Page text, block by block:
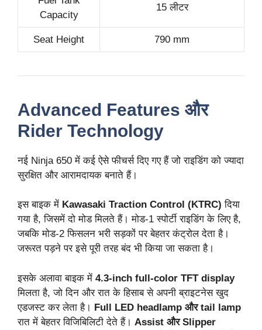
Capacity
15 लीटर
Seat Height 790 mm
Advanced Features और
Rider Technology
नई Ninja 650 में कई ऐसे फीचर्स दिए गए हैं जो राइडिंग को ज्यादा
सुरक्षित और आरामदायक बनाते हैं।
इस बाइक में Kawasaki Traction Control (KTRC) दिया
गया है, जिसमें दो मोड मिलते हैं। मोड-1 स्पोर्टी राइडिंग के लिए है,
जबकि मोड-2 फिसलन भरी सड़कों पर बेहतर कंट्रोल देता है।
जरूरत पड़ने पर इसे पूरी तरह बंद भी किया जा सकता है।
इसके अलावा बाइक में 4.3-inch full-color TFT display
मिलता है, जो दिन और रात के हिसाब से अपनी ब्राइटनेस खुद
एडजस्ट कर लेता है। Full LED headlamp और tail lamp
रात में बेहतर विजिबिलिटी देते हैं। Assist और Slipper